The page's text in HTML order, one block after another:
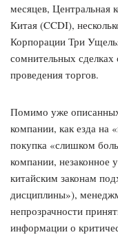
месяцев, Центральная
Китая (CCDI),
Корпорации Три
сомнительных сделках
проведения торгов.
Помимо уже
компании, как езда на
покупка «слишком
компании, незаконное
китайским законам
дисциплины»),
непрозрачности
информации о